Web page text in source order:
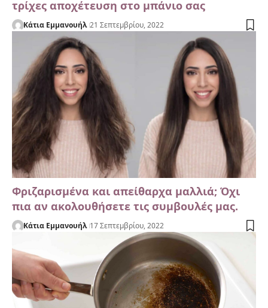
τρίχες αποχέτευση στο μπάνιο σας
Κάτια Εμμανουήλ 21 Σεπτεμβρίου, 2022
Φριζαρισμένα και απείθαρχα μαλλιά; Όχι
πια αν ακολουθήσετε τις συμβουλές μας.
Κάτια Εμμανουήλ 17 Σεπτεμβρίου, 2022